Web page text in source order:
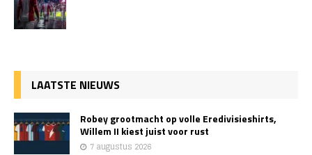
LAATSTE NIEUWS
Robey grootmacht op volle Eredivisieshirts,
Willem II kiest juist voor rust
7 augustus 2026